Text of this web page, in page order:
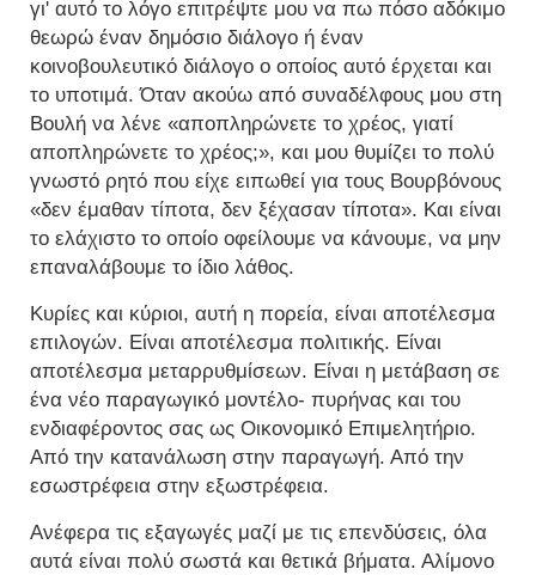
γι' αυτό το λόγο επιτρέψτε μου να πω πόσο αδόκιμο
θεωρώ έναν δημόσιο διάλογο ή έναν
κοινοβουλευτικό διάλογο ο οποίος αυτό έρχεται και
το υποτιμά. Όταν ακούω από συναδέλφους μου στη
Βουλή να λένε «αποπληρώνετε το χρέος, γιατί
αποπληρώνετε το χρέος;», και μου θυμίζει το πολύ
γνωστό ρητό που είχε ειπωθεί για τους Βουρβόνους
«δεν έμαθαν τίποτα, δεν ξέχασαν τίποτα». Και είναι
το ελάχιστο το οποίο οφείλουμε να κάνουμε, να μην
επαναλάβουμε το ίδιο λάθος.
Κυρίες και κύριοι, αυτή η πορεία, είναι αποτέλεσμα
επιλογών. Είναι αποτέλεσμα πολιτικής. Είναι
αποτέλεσμα μεταρρυθμίσεων. Είναι η μετάβαση σε
ένα νέο παραγωγικό μοντέλο- πυρήνας και του
ενδιαφέροντος σας ως Οικονομικό Επιμελητήριο.
Από την κατανάλωση στην παραγωγή. Από την
εσωστρέφεια στην εξωστρέφεια.
Ανέφερα τις εξαγωγές μαζί με τις επενδύσεις, όλα
αυτά είναι πολύ σωστά και θετικά βήματα. Αλίμονο